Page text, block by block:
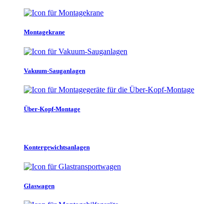
Montagekrane
Vakuum-Sauganlagen
Über-Kopf-Montage
Kontergewichtsanlagen
Glaswagen